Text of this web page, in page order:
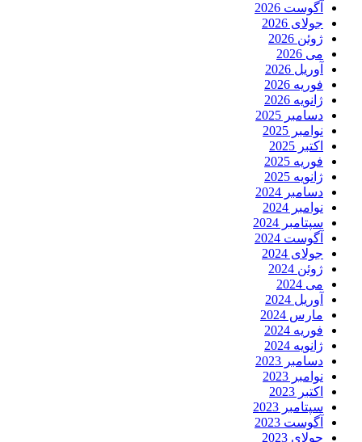
آگوست 2026
جولای 2026
ژوئن 2026
می 2026
آوریل 2026
فوریه 2026
ژانویه 2026
دسامبر 2025
نوامبر 2025
اکتبر 2025
فوریه 2025
ژانویه 2025
دسامبر 2024
نوامبر 2024
سپتامبر 2024
آگوست 2024
جولای 2024
ژوئن 2024
می 2024
آوریل 2024
مارس 2024
فوریه 2024
ژانویه 2024
دسامبر 2023
نوامبر 2023
اکتبر 2023
سپتامبر 2023
آگوست 2023
جولای 2023